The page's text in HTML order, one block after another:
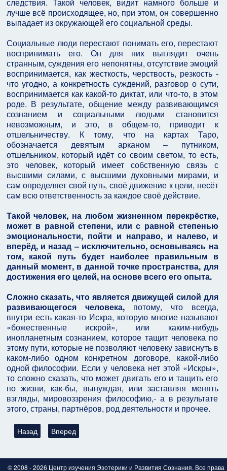
лучше всё происходящее, но, при этом, он совершенно
выпадает из окружающей его социальной среды.
Социальные люди перестают понимать его, перестают
воспринимать его. Он для них выглядит очень
странным, суждения его непонятны, отсутствие эмоций
воспринимается, как жесткость, черствость, резкость -
что угодно, а конкретность суждений, разговор о сути,
воспринимается как какой-то диктат, или что-то, в этом
роде. В результате, общение между развивающимся
сознанием и социальными людьми становится
невозможным, и это, в общем-то, приводит к
отшельничеству. К тому, что на картах Таро,
обозначается девятым арканом – путником,
отшельником, который идёт со своим светом, то есть,
это человек, который имеет собственную связь с
высшими силами, с высшими духовными мирами, и
сам определяет свой путь, своё движение к цели, несёт
сам всю ответственность за каждое своё действие.
Такой человек, на любом жизненном перекрёстке,
может в равной степени, или с равной степенью
эмоциональности, пойти и направо, и налево, и
вперёд, и назад – исключительно, основываясь на
том, какой путь будет наиболее правильным в
данный момент, в данной точке пространства, для
достижения его целей, на основе всего его опыта.
Сложно сказать, что является движущей силой для
развивающегося человека, потому, что всегда,
внутри есть какая-то Искра, которую многие называют
«божественные искрой», или каким-нибудь
инопланетным сознанием, которое тащит человека по
этому пути, которые не позволяют человеку зависнуть в
каком-либо одном конкретном договоре, какой-либо
одной философии. Если у человека нет этой «Искры»,
то сложно сказать, что может двигать его и тащить его
по жизни, как-бы, вынуждая, или заставляя менять
взгляды, мировоззрения философию,- а в результате
этого, страны, партнёров, род деятельности и прочее.
Предыдущий: Поговорим об Уровнях Сознаниях (Кастах) и
Назад Следующий: Глава: главная проблема социального
Вперед
© 2008 - 2026 Центр изучения Эзотерики и Развития Сознания. Все права